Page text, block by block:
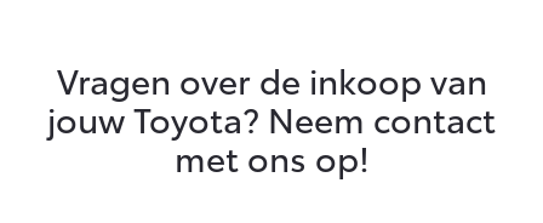
Vragen over de inkoop van
jouw Toyota? Neem contact
met ons op!